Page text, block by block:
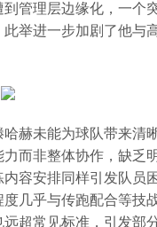
管理层边缘化，一个
举进一步加剧了他与
未能为球队带来清
力而非整体协作，缺乏
内容安排同样引发队
度几乎与传跑配合等技
超常见标准，引发部